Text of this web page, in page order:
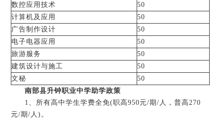
数控应用技术
50
计算机及应用
50
广告制作设计
50
电子电器应用
50
旅游服务
50
建筑设计与施工
50
文秘
50
南部县升钟职业中学助学政策
1、所有高中学生学费全免(职高950元/期/人，普高270
元/期/人)。